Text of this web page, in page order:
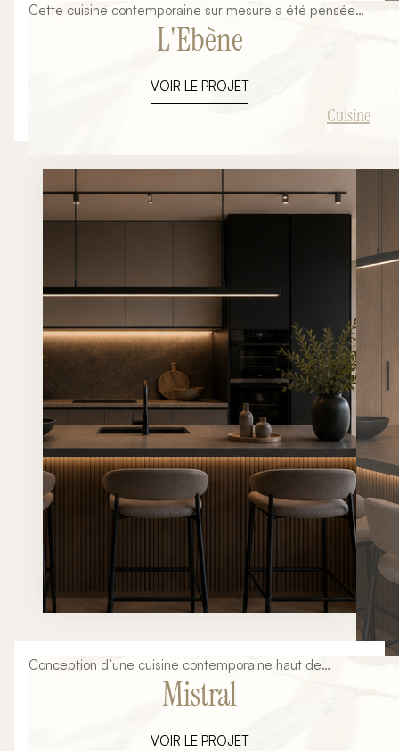
Cette cuisine contemporaine sur mesure a été pensée
dans une approche minimaliste et architecturale mêlant
lignes épurées, matériaux nobles et ambiance
élégant et fonctionnel parfaitement intégré à
l’architecture intérieure du lieu tout en mettant en valeur
d’un îlot central, cette cuisine devient un véritable
espace de vie ouvert et convivial.
L'Ebène
VOIR LE PROJET
Cuisine
Conception d’une cuisine contemporaine haut de
gamme mêlant lignes minimalistes, matières naturelles,
éclairages architecturaux et finitions premium. Un projet
Mistral
VOIR LE PROJET